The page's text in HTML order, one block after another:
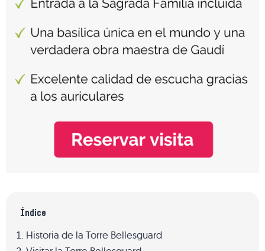
Índice
Historia de la Torre Bellesguard